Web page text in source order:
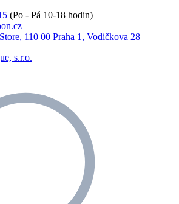
(Po - Pá 10-18 hodin)
110 00 Praha 1, Vodičkova 28